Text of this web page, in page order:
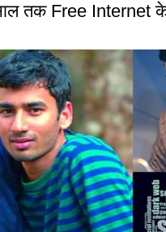
तक Free Internet